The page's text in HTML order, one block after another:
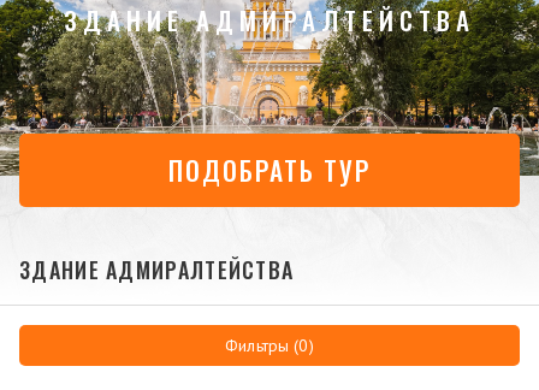
ЗДАНИЕ АДМИРАЛТЕЙСТВА
ПОДОБРАТЬ ТУР
ЗДАНИЕ АДМИРАЛТЕЙСТВА
Фильтры (0)